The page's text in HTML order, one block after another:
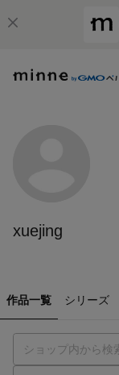
xuejing
作品一覧 シリーズ